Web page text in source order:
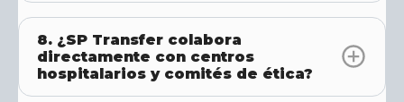
8. ¿SP Transfer colabora
directamente con centros
hospitalarios y comités de ética?